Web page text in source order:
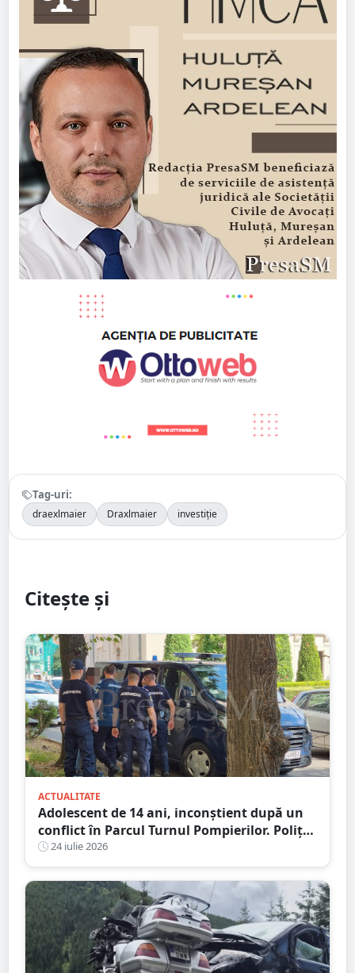
Tag-uri:
draexlmaier Draxlmaier investiție
Citește și
ACTUALITATE
Adolescent de 14 ani, inconștient după un
conflict în Parcul Turnul Pompierilor. Poliția
a deschis dosar penal
24 iulie 2026